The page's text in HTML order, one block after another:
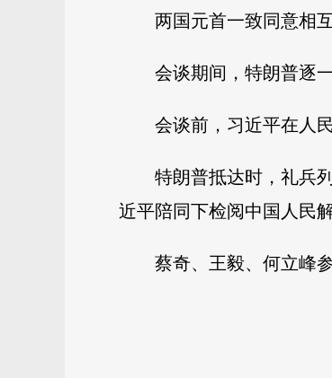
两国元首一致同意相
会谈期间，特朗普逐
会谈前，习近平在人
特朗普抵达时，礼兵
近平陪同下检阅中国人民
蔡奇、王毅、何立峰